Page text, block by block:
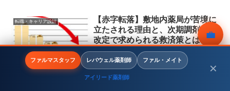
転職・キャリア設計
【赤字転落】敷地内薬局が苦境に
立たされる理由と、次期調剤報酬
改定で求められる救済策とは？｜
転職で道が開けた成功事例も紹介
2024年度調剤報酬改定で赤字に転落した敷地内薬局の実態と今後の
見通しを解説。在宅対応など機能面での評価が必要とされる中、ドラ
ファルマスタッフ レバウェル薬剤師 ファル・メイト
アイリード薬剤師
✕
💼